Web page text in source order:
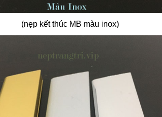
(nẹp kết thúc MB màu inox)